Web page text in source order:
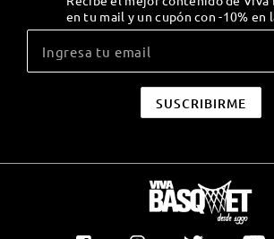
en tu mail y un cupón con -10% en